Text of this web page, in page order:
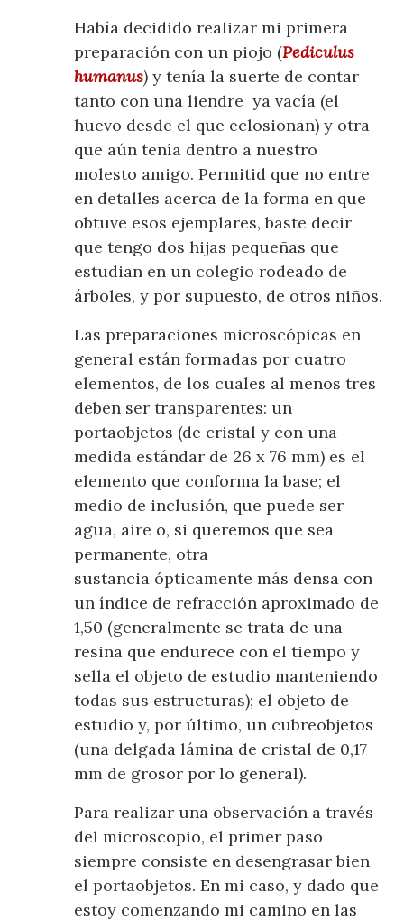
Había decidido realizar mi primera
preparación con un piojo (Pediculus
humanus)y tenía la suerte de contar
tanto con una liendre ya vacía (el
huevo desde el que eclosionan) y otra
que aún tenía dentro a nuestro
molesto amigo. Permitid que no entre
en detalles acerca de la forma en que
obtuve esos ejemplares, baste decir
que tengo dos hijas pequeñas que
estudian en un colegio rodeado de
árboles, y por supuesto, de otros niños.
Las preparaciones microscópicas en
general están formadas por cuatro
elementos, de los cuales al menos tres
deben ser transparentes: un
portaobjetos (de cristal y con una
medida estándar de 26 x 76 mm) es el
elemento que conforma la base; el
medio de inclusión, que puede ser
agua, aire o, si queremos que sea
permanente, otra
sustancia ópticamente más densa con
un índice de refracción aproximado de
1,50 (generalmente se trata de una
resina que endurece con el tiempo y
sella el objeto de estudio manteniendo
todas sus estructuras); el objeto de
estudio y, por último, un cubreobjetos
(una delgada lámina de cristal de 0,17
mm de grosor por lo general).
Para realizar una observación a través
del microscopio, el primer paso
siempre consiste en desengrasar bien
el portaobjetos. En mi caso, y dado que
estoy comenzando mi camino en las